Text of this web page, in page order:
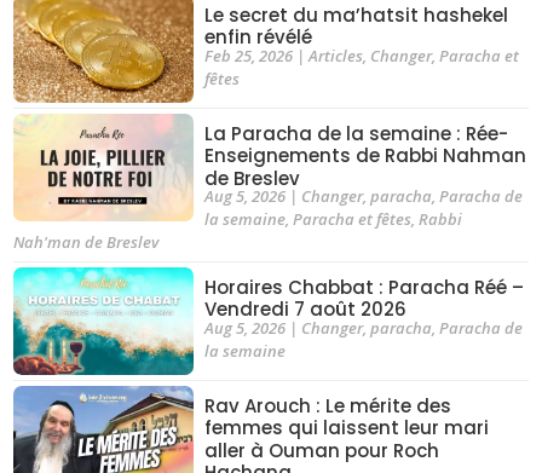
Le secret du ma’hatsit hashekel
enfin révélé
Feb 25, 2026|Articles, Changer, Paracha et
fêtes
La Paracha de la semaine : Rée-
Enseignements de Rabbi Nahman
de Breslev
Aug 5, 2026| Changer, paracha, Paracha de
la semaine, Paracha et fêtes, Rabbi
Nah'man de Breslev
Horaires Chabbat : Paracha Réé –
Vendredi 7 août 2026
Aug 5, 2026| Changer, paracha, Paracha de
la semaine
Rav Arouch : Le mérite des
femmes qui laissent leur mari
aller à Ouman pour Roch